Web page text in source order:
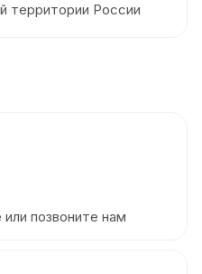
территории России
или позвоните нам